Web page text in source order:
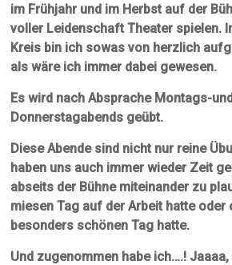
im Frühjahr und im Herbst auf der
voller Leidenschaft Theater spielen.
Kreis bin ich sowas von herzlich
als wäre ich immer dabei gewesen.
Es wird nach Absprache Montags-
Donnerstagabends geübt.
Diese Abende sind nicht nur reine
haben uns auch immer wieder Zeit
abseits der Bühne miteinander zu
miesen Tag auf der Arbeit hatte oder
besonders schönen Tag hatte.
Und zugenommen habe ich….!